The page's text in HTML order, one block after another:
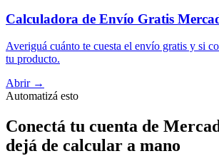
Calculadora de Envío Gratis
Averiguá cuánto te cuesta el envío gratis y si
tu producto.
Abrir →
Automatizá esto
Conectá tu cuenta de
dejá de calcular a mano